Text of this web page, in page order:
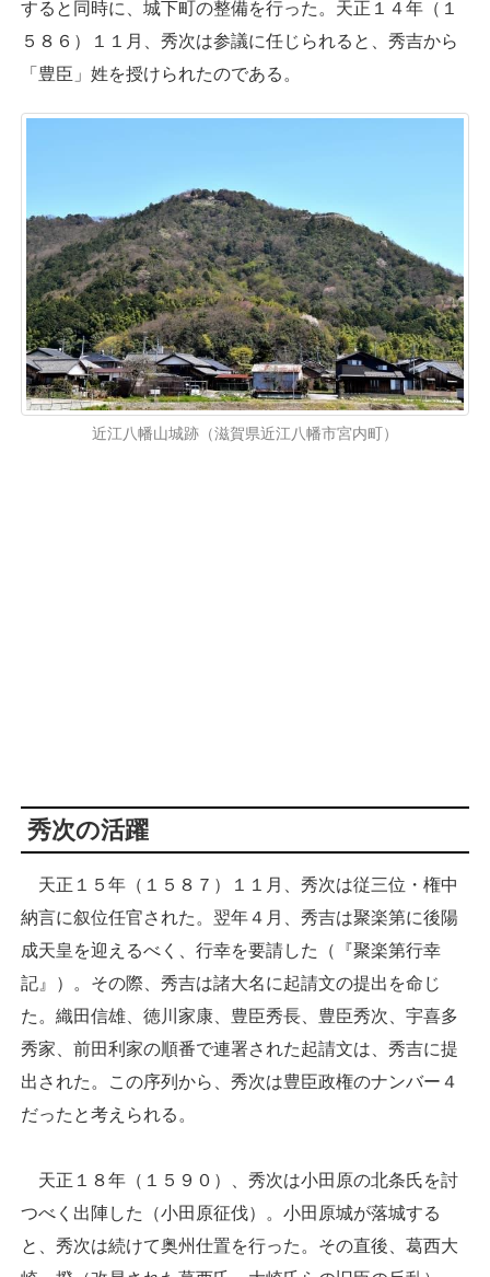
すると同時に、城下町の整備を行った。天正１４年（１
５８６）１１月、秀次は参議に任じられると、秀吉から
「豊臣」姓を授けられたのである。
近江八幡山城跡（滋賀県近江八幡市宮内町）
秀次の活躍
天正１５年（１５８７）１１月、秀次は従三位・権中
納言に叙位任官された。翌年４月、秀吉は聚楽第に後陽
成天皇を迎えるべく、行幸を要請した（『聚楽第行幸
記』）。その際、秀吉は諸大名に起請文の提出を命じ
た。織田信雄、徳川家康、豊臣秀長、豊臣秀次、宇喜多
秀家、前田利家の順番で連署された起請文は、秀吉に提
出された。この序列から、秀次は豊臣政権のナンバー４
だったと考えられる。
天正１８年（１５９０）、秀次は小田原の北条氏を討
つべく出陣した（小田原征伐）。小田原城が落城する
と、秀次は続けて奥州仕置を行った。その直後、葛西大